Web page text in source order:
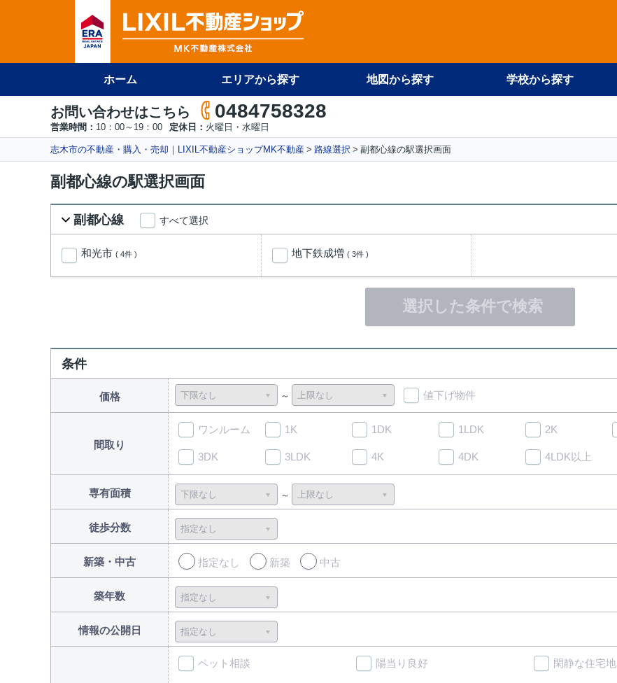
ホーム エリアから探す 地図から探す 学校から探す
お問い合わせはこちら 0484758328
営業時間： 10：00～19：00 定休日： 火曜日・水曜日
志木市の不動産・購入・売却｜LIXIL不動産ショップMK不動産 路線選択 副都心線の駅選択画面
副都心線の駅選択画面
副都心線 すべて選択
和光市 ( 4件 ) 地下鉄成増 ( 3件 )
選択した条件で検索
条件
価格 値下げ物件
間取り
ワンルーム 1K 1DK 1LDK 2K
3DK 3LDK 4K 4DK 4LDK以上
専有面積
徒歩分数
新築・中古 指定なし 新築 中古
築年数
情報の公開日
ペット相談 陽当り良好 閑静な住宅地